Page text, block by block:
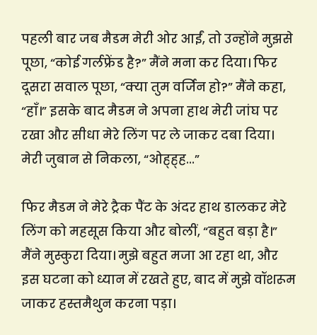
पहली बार जब मैडम मेरी ओर आईं, तो उन्होंने मुझसे
पूछा, “कोई गर्लफ्रेंड है?” मैंने मना कर दिया। फिर
दूसरा सवाल पूछा, “क्या तुम वर्जिन हो?” मैंने कहा,
“हाँ।” इसके बाद मैडम ने अपना हाथ मेरी जांघ पर
रखा और सीधा मेरे लिंग पर ले जाकर दबा दिया।
मेरी जुबान से निकला, “ओह्ह्ह…”
फिर मैडम ने मेरे ट्रैक पैंट के अंदर हाथ डालकर मेरे
लिंग को महसूस किया और बोलीं, “बहुत बड़ा है।”
मैंने मुस्कुरा दिया। मुझे बहुत मजा आ रहा था, और
इस घटना को ध्यान में रखते हुए, बाद में मुझे वॉशरूम
जाकर हस्तमैथुन करना पड़ा।